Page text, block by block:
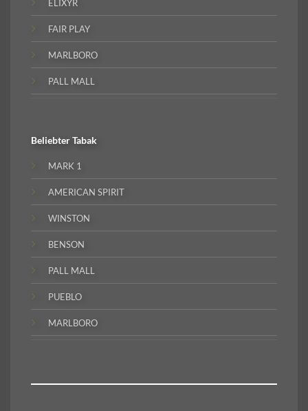
ELIXYR
FAIR PLAY
MARLBORO
PALL MALL
BeliebterTabak
MARK 1
AMERICAN SPIRIT
WINSTON
BENSON
PALL MALL
PUEBLO
MARLBORO